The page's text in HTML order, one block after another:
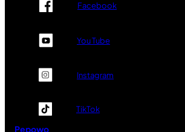
Facebook
You Tube
Instagram
TikTok
Pępowo